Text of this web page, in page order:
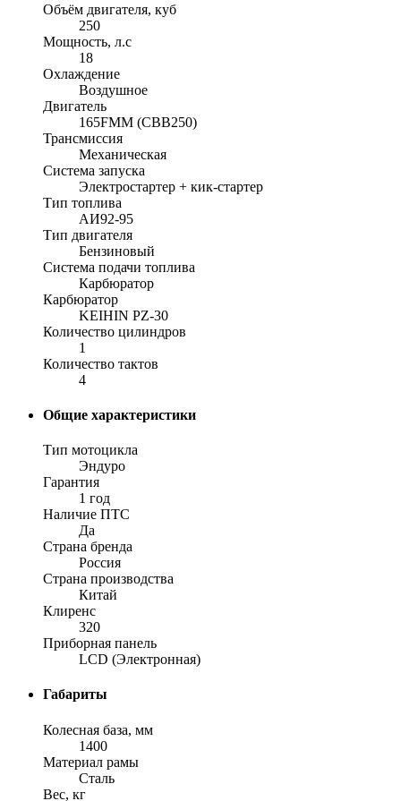
Объём двигателя, куб
250
Мощность, л.с
18
Охлаждение
Воздушное
Двигатель
165FMM (CBB250)
Трансмиссия
Механическая
Система запуска
Электростартер + кик-стартер
Тип топлива
АИ92-95
Тип двигателя
Бензиновый
Система подачи топлива
Карбюратор
Карбюратор
KEIHIN PZ-30
Количество цилиндров
1
Количество тактов
4
Общие характеристики
Тип мотоцикла
Эндуро
Гарантия
1 год
Наличие ПТС
Да
Страна бренда
Россия
Страна производства
Китай
Клиренс
320
Приборная панель
LCD (Электронная)
Габариты
Колесная база, мм
1400
Материал рамы
Сталь
Вес, кг